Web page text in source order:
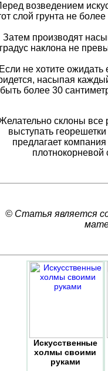
возведением
слой грунта не
Затем производят
градус наклона не
Если не хотите ожидать
насыпая
быть более 30
склоны все
выступать георешетки
предлагает
плотнокорневой
© Статья является
Искусственные
холмы своими
руками